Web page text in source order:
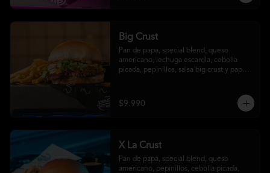
Big Crust
Pan de papa, special blend, queso
americano, lechuga escarola, cebolla
picada, pepinillos, salsa big crust y papas
$9.990
X La Crust
Pan de papa, special blend, queso
americano, pepinillos, cebolla picada,